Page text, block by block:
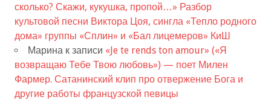
сколько? Скажи, кукушка, пропой…» Разбор
культовой песни Виктора Цоя, сингла «Тепло родного
дома» группы «Сплин» и «Бал лицемеров» КиШ
Марина к записи «Je te rends ton amour» («Я
возвращаю Тебе Твою любовь») — поет Милен
Фармер. Сатанинский клип про отвержение Бога и
другие работы французской певицы